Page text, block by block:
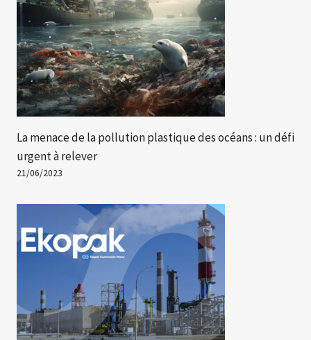
La menace de la pollution plastique des océans : un défi
urgent à relever
21/06/2023